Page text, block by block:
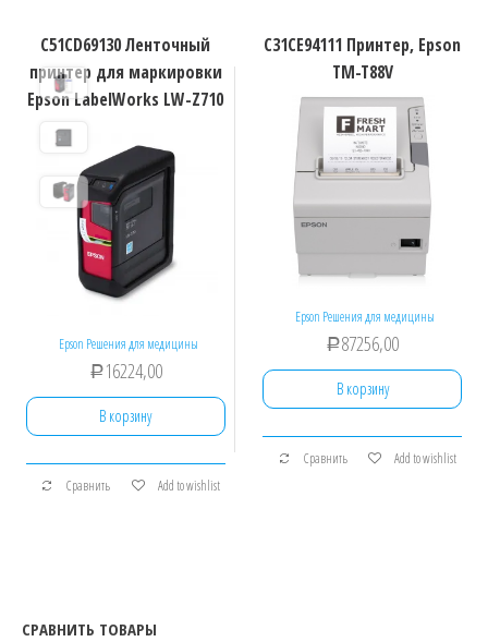
C51CD69130 Ленточный
принтер для маркировки
Epson LabelWorks LW-Z710
Epson Решения для медицины
Р 16224,00
В корзину
Сравнить Add to wishlist
C31CE94111 Принтер, Epson
TM-T88V
Epson Решения для медицины
Р87256,00
В корзину
Сравнить Add to wishlist
СРАВНИТЬ ТОВАРЫ